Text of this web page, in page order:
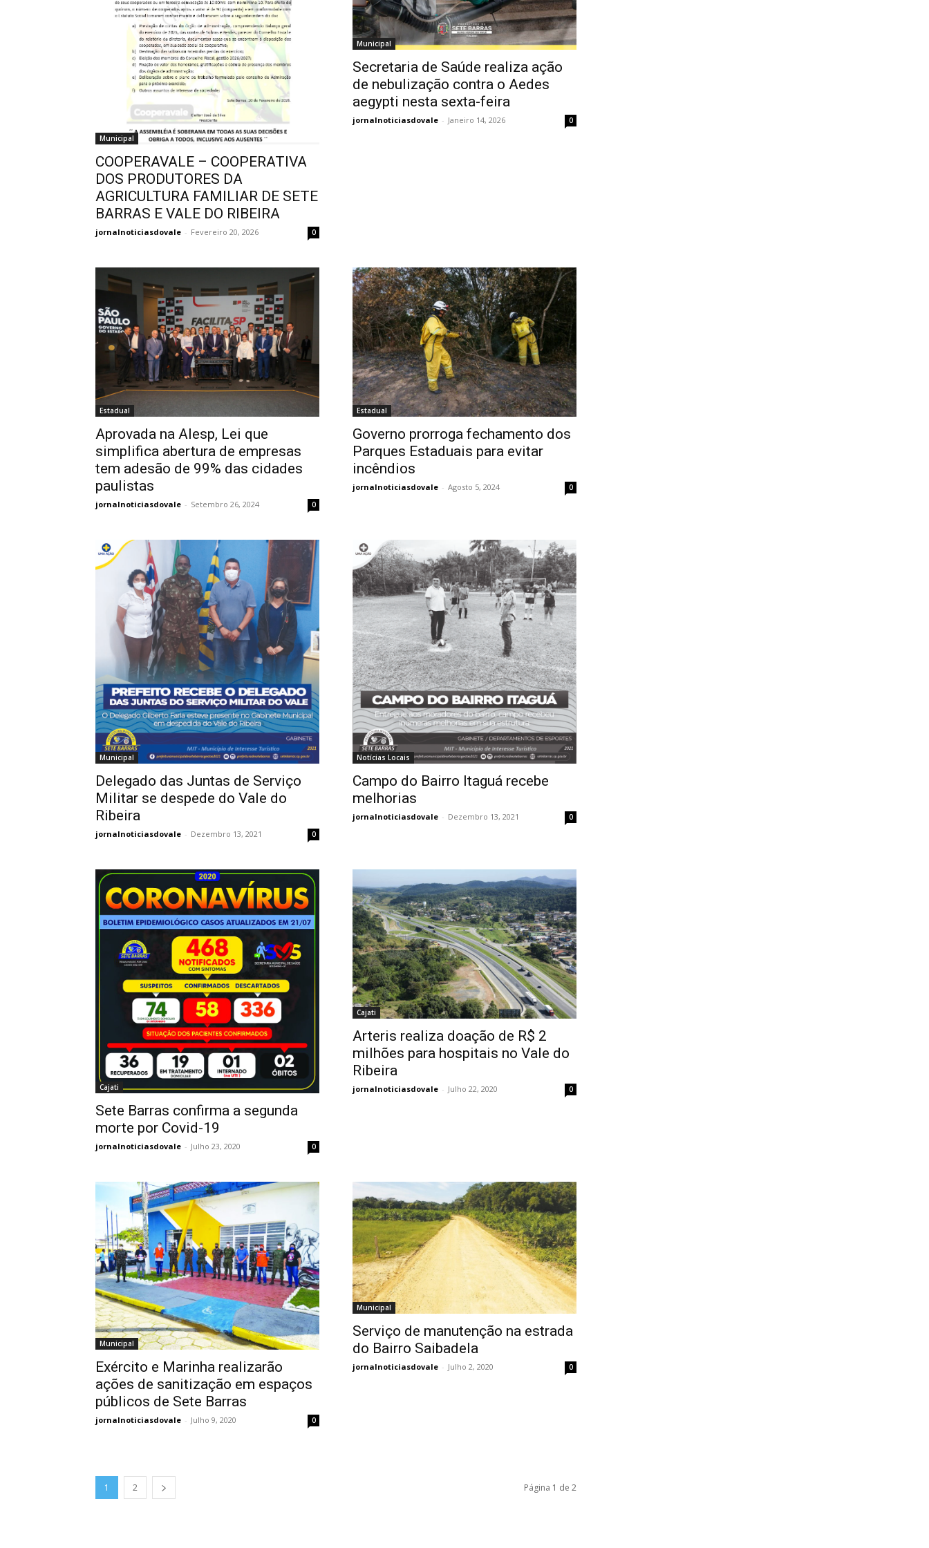
Municipal
COOPERAVALE – COOPERATIVA
DOS PRODUTORES DA
AGRICULTURA FAMILIAR DE SETE
BARRAS E VALE DO RIBEIRA
jornalnoticiasdovale - Fevereiro 20, 2026 0
Municipal
Secretaria de Saúde realiza ação
de nebulização contra o Aedes
aegypti nesta sexta-feira
jornalnoticiasdovale - Janeiro 14, 2026 0
Estadual
Aprovada na Alesp, Lei que
simplifica abertura de empresas
tem adesão de 99% das cidades
paulistas
jornalnoticiasdovale - Setembro 26, 2024 0
Estadual
Governo prorroga fechamento dos
Parques Estaduais para evitar
incêndios
jornalnoticiasdovale - Agosto 5, 2024 0
Municipal
Delegado das Juntas de Serviço
Militar se despede do Vale do
Ribeira
jornalnoticiasdovale - Dezembro 13, 2021 0
Notícias Locais
Campo do Bairro Itaguá recebe
melhorias
jornalnoticiasdovale - Dezembro 13, 2021 0
Cajati
Sete Barras confirma a segunda
morte por Covid-19
jornalnoticiasdovale - Julho 23, 2020 0
Cajati
Arteris realiza doação de R$ 2
milhões para hospitais no Vale do
Ribeira
jornalnoticiasdovale - Julho 22, 2020 0
Municipal
Exército e Marinha realizarão
ações de sanitização em espaços
públicos de Sete Barras
jornalnoticiasdovale - Julho 9, 2020 0
Municipal
Serviço de manutenção na estrada
do Bairro Saibadela
jornalnoticiasdovale - Julho 2, 2020 0
1 2 Página 1 de 2